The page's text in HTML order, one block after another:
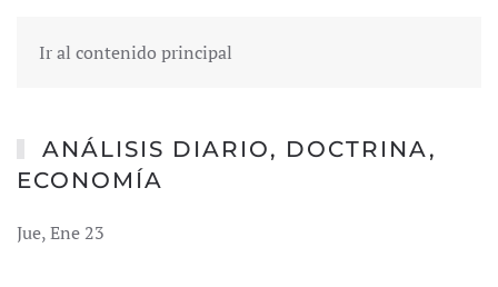
Ir al contenido principal
ANÁLISIS DIARIO, DOCTRINA,
ECONOMÍA
Jue, Ene 23